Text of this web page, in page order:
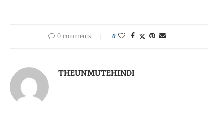
0 comments 0
THEUNMUTEHINDI